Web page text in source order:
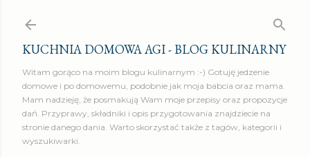
KUCHNIA DOMOWA AGI - BLOG KULINARNY
Witam gorąco na moim blogu kulinarnym :-) Gotuję jedzenie
domowe i po domowemu, podobnie jak moja babcia oraz mama.
Mam nadzieję, że posmakują Wam moje przepisy oraz propozycje
dań. Przyprawy, składniki i opis przygotowania znajdziecie na
stronie danego dania. Warto skorzystać także z tagów, kategorii i
wyszukiwarki.